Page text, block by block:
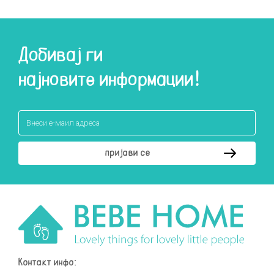
Добивај ги
најновите информации!
Контакт инфо: